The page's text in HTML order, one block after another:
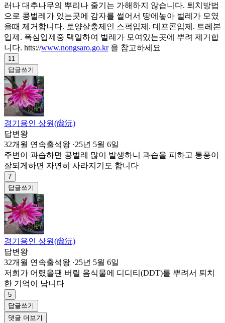
러나 대추나무의 뿌리나 줄기는 가해하지 않습니다. 퇴치방법
으로 콩벌레가 있는곳에 감자를 썰어서 땅에놓아 벌레가 모였
을때 제거합니다. 토양살충제인 스퍽입제. 데프콘입제. 트레본
입제. 폭심입제중 택일하여 벌레가 모여있는곳에 뿌려 제거합
니다. htts://www.nongsaro.go.kr을 참고하세요
11
답글쓰기
경기용인 상원(尙沅)
답변왕
32개월 연속출석왕 ·25년 5월 6일
주변이 과습하면 공벌레 많이 발생하니 과습을 피하고 통풍이
잘되게하면 자연히 사라지기도 합니다
7
답글쓰기
경기용인 상원(尙沅)
답변왕
32개월 연속출석왕 ·25년 5월 6일
저희가 어렸을땐 버릴 음식물에 디디티(DDT)를 뿌려서 퇴치
한 기억이 납니다
5
답글쓰기
댓글 더보기